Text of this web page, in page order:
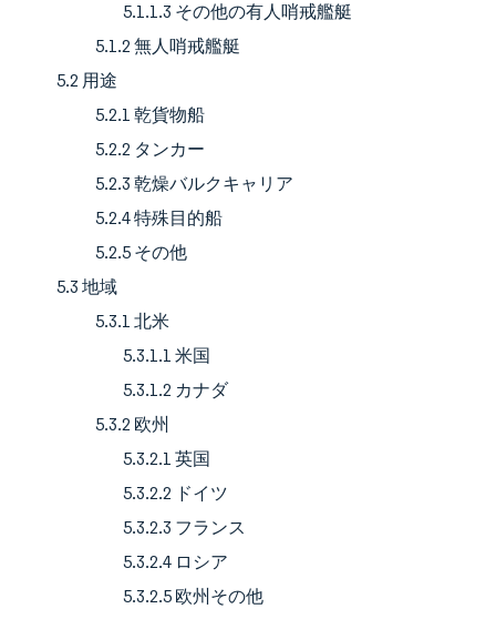
5.1.1.3 その他の有人哨戒艦艇
5.1.2 無人哨戒艦艇
5.2 用途
5.2.1 乾貨物船
5.2.2 タンカー
5.2.3 乾燥バルクキャリア
5.2.4 特殊目的船
5.2.5 その他
5.3 地域
5.3.1 北米
5.3.1.1 米国
5.3.1.2 カナダ
5.3.2 欧州
5.3.2.1 英国
5.3.2.2 ドイツ
5.3.2.3 フランス
5.3.2.4 ロシア
5.3.2.5 欧州その他